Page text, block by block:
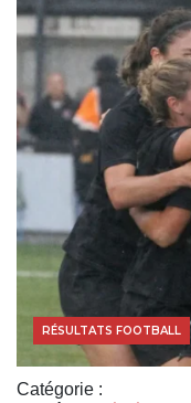
Catégorie :
RÉSULTATS FOOTBALL